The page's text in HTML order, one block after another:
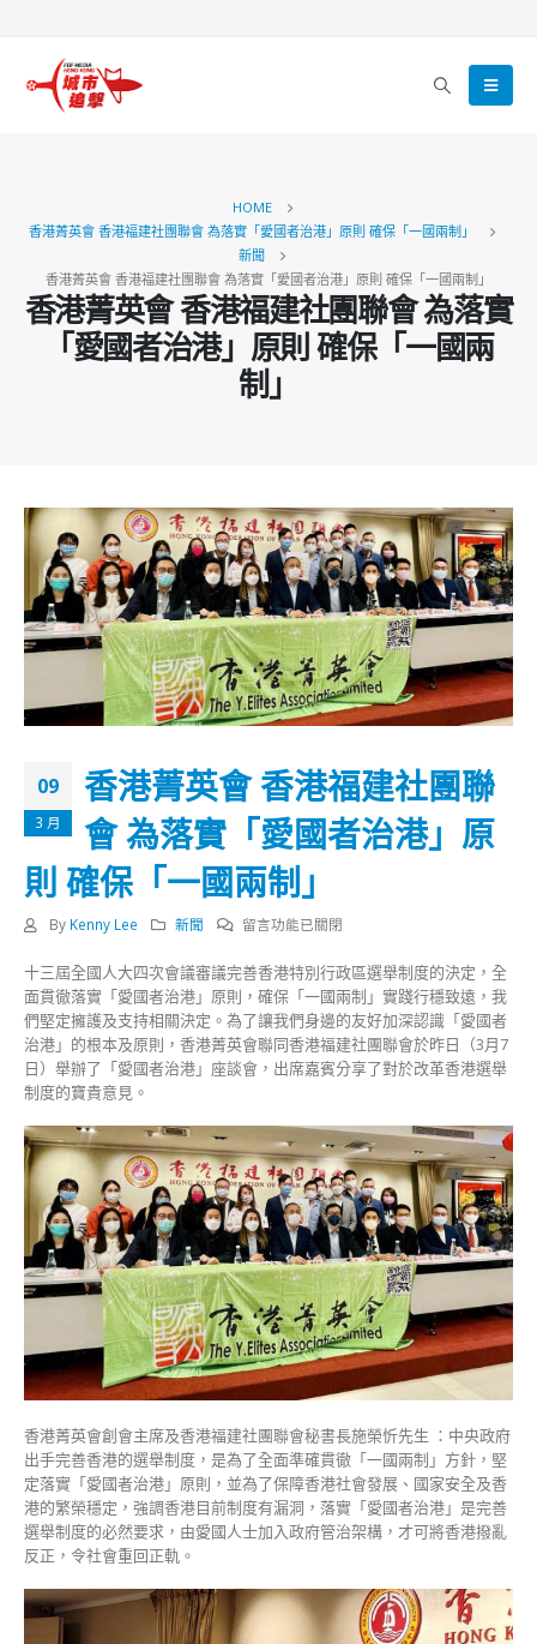
HOME
香港菁英會 香港福建社團聯會 為落實「愛國者治港」原則 確保「一國兩制」
新聞
香港菁英會 香港福建社團聯會 為落實「愛國者治港」原則 確保「一國兩制」
香港菁英會 香港福建社團聯會 為落實
「愛國者治港」原則 確保「一國兩
制」
09
3 月
香港菁英會 香港福建社團聯
會 為落實「愛國者治港」原
則 確保「一國兩制」
By Kenny Lee 新聞
在
港
菁
英
會
香
建
社
團
聯
會
為
落
實
「愛
國
者
治
港」
原
則
確
保
「一
兩
制」〉
留言功能已關閉
十三屆全國人大四次會議審議完善香港特別行政區選舉制度的決定，全
面貫徹落實「愛國者治港」原則，確保「一國兩制」實踐行穩致遠，我
們堅定擁護及支持相關決定。為了讓我們身邊的友好加深認識「愛國者
治港」的根本及原則，香港菁英會聯同香港福建社團聯會於昨日（3月7
日）舉辦了「愛國者治港」座談會，出席嘉賓分享了對於改革香港選舉
制度的寶貴意見。
香港菁英會創會主席及香港福建社團聯會秘書長施榮忻先生 ：中央政府
出手完善香港的選舉制度，是為了全面準確貫徹「一國兩制」方針，堅
定落實「愛國者治港」原則，並為了保障香港社會發展、國家安全及香
港的繁榮穩定，強調香港目前制度有漏洞，落實「愛國者治港」是完善
選舉制度的必然要求，由愛國人士加入政府管治架構，才可將香港撥亂
反正，令社會重回正軌。